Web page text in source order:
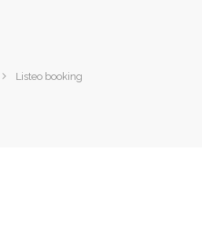
Listeo booking